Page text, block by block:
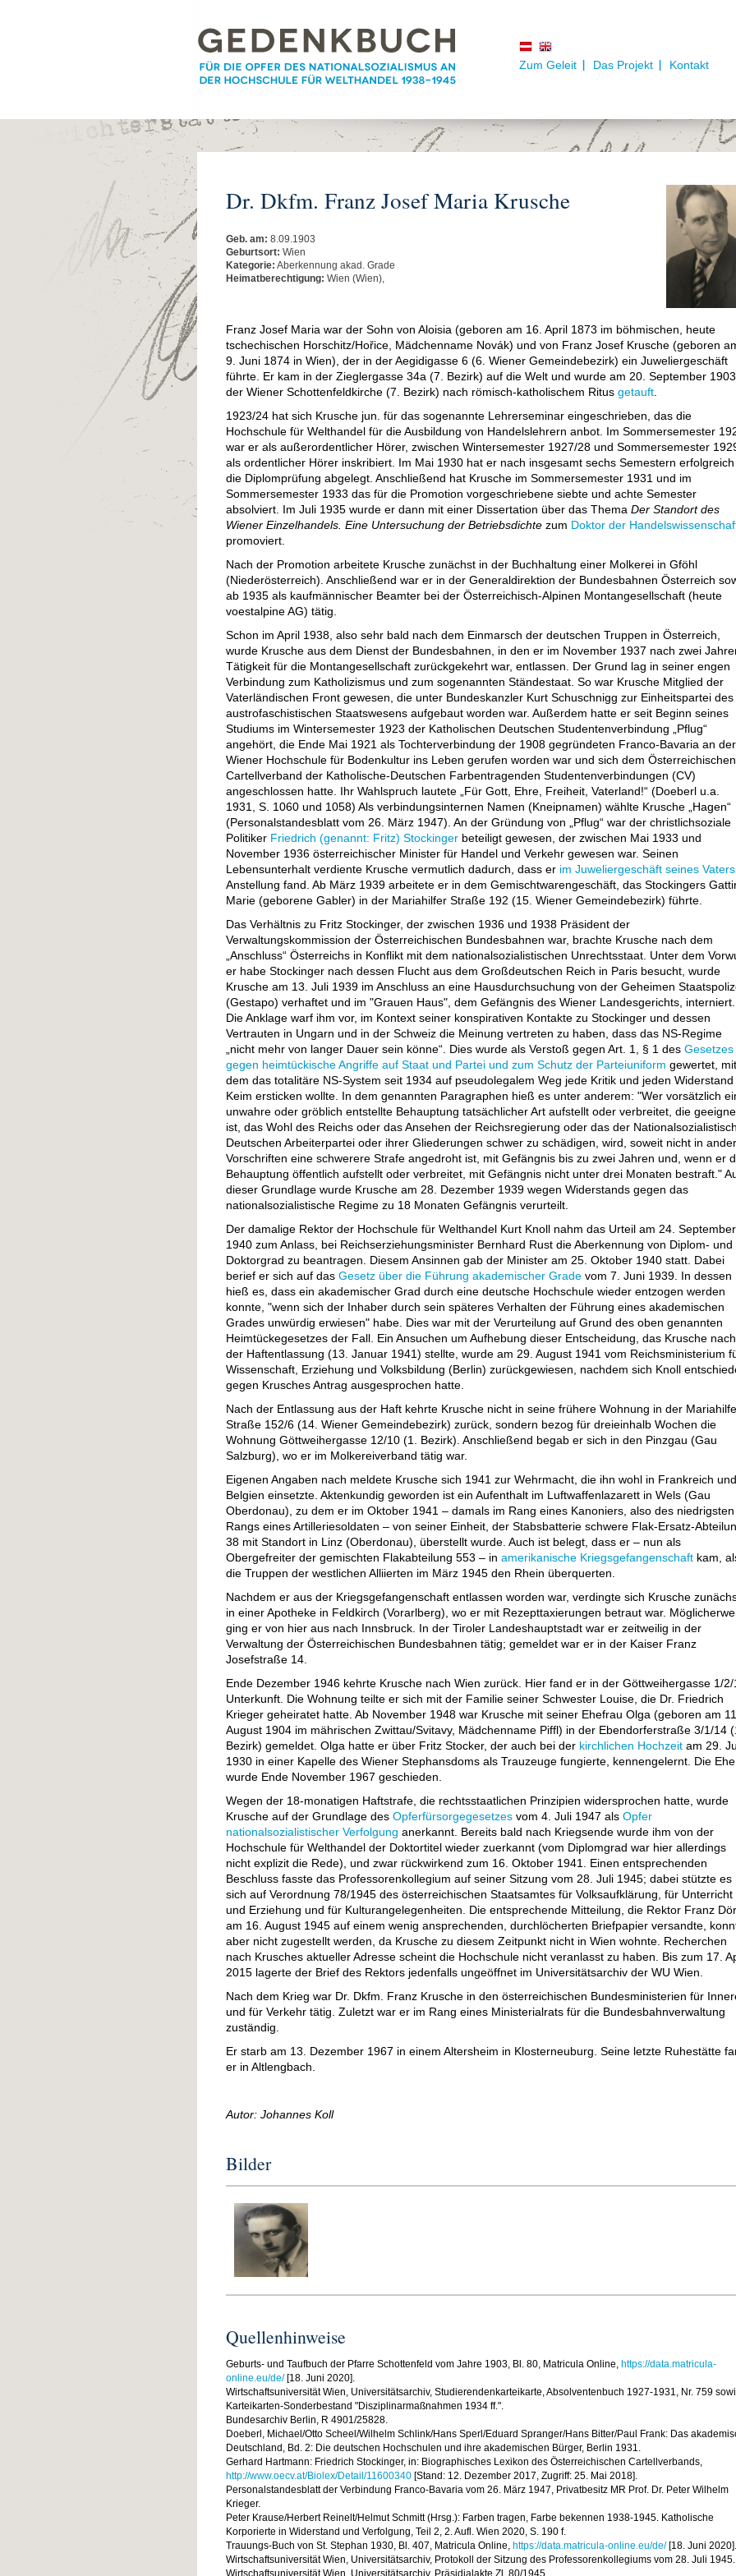
Zum Geleit Das Projekt Kontakt
Dr. Dkfm. Franz Josef Maria Krusche
Geb. am: 8.09.1903
Geburtsort: Wien
Kategorie: Aberkennung akad. Grade
Heimatberechtigung: Wien (Wien),
Franz Josef Maria war der Sohn von Aloisia (geboren am 16. April 1873 im böhmischen, heute
tschechischen Horschitz/Hořice, Mädchenname Novák) und von Franz Josef Krusche (geboren
9. Juni 1874 in Wien), der in der Aegidigasse 6 (6. Wiener Gemeindebezirk) ein Juweliergeschäft
führte. Er kam in der Zieglergasse 34a (7. Bezirk) auf die Welt und wurde am 20. September
der Wiener Schottenfeldkirche (7. Bezirk) nach römisch-katholischem Ritus getauft.
1923/24 hat sich Krusche jun. für das sogenannte Lehrerseminar eingeschrieben, das die
Hochschule für Welthandel für die Ausbildung von Handelslehrern anbot. Im Sommersemester
war er als außerordentlicher Hörer, zwischen Wintersemester 1927/28 und Sommersemester
als ordentlicher Hörer inskribiert. Im Mai 1930 hat er nach insgesamt sechs Semestern erfolgreich
die Diplomprüfung abgelegt. Anschließend hat Krusche im Sommersemester 1931 und im
Sommersemester 1933 das für die Promotion vorgeschriebene siebte und achte Semester
absolviert. Im Juli 1935 wurde er dann mit einer Dissertation über das Thema Der Standort des
Wiener Einzelhandels. Eine Untersuchung der Betriebsdichtezum Doktor der
promoviert.
Nach der Promotion arbeitete Krusche zunächst in der Buchhaltung einer Molkerei in Gföhl
(Niederösterreich). Anschließend war er in der Generaldirektion der Bundesbahnen Österreich
ab 1935 als kaufmännischer Beamter bei der Österreichisch-Alpinen Montangesellschaft (heute
voestalpine AG) tätig.
Schon im April 1938, also sehr bald nach dem Einmarsch der deutschen Truppen in Österreich,
wurde Krusche aus dem Dienst der Bundesbahnen, in den er im November 1937 nach zwei
Tätigkeit für die Montangesellschaft zurückgekehrt war, entlassen. Der Grund lag in seiner engen
Verbindung zum Katholizismus und zum sogenannten Ständestaat. So war Krusche Mitglied der
Vaterländischen Front gewesen, die unter Bundeskanzler Kurt Schuschnigg zur Einheitspartei des
austrofaschistischen Staatswesens aufgebaut worden war. Außerdem hatte er seit Beginn seines
Studiums im Wintersemester 1923 der Katholischen Deutschen Studentenverbindung „Pflug“
angehört, die Ende Mai 1921 als Tochterverbindung der 1908 gegründeten Franco-Bavaria an der
Wiener Hochschule für Bodenkultur ins Leben gerufen worden war und sich dem Österreichischen
Cartellverband der Katholische-Deutschen Farbentragenden Studentenverbindungen (CV)
angeschlossen hatte. Ihr Wahlspruch lautete „Für Gott, Ehre, Freiheit, Vaterland!“ (Doeberl u.a.
1931, S. 1060 und 1058) Als verbindungsinternen Namen (Kneipnamen) wählte Krusche „Hagen“
(Personalstandesblatt vom 26. März 1947). An der Gründung von „Pflug“ war der christlichsoziale
Politiker Friedrich (genannt: Fritz) Stockingerbeteiligt gewesen, der zwischen Mai 1933 und
November 1936 österreichischer Minister für Handel und Verkehr gewesen war. Seinen
Lebensunterhalt verdiente Krusche vermutlich dadurch, dass er im Juweliergeschäft seines Vaters
Anstellung fand. Ab März 1939 arbeitete er in dem Gemischtwarengeschäft, das Stockingers
Marie (geborene Gabler) in der Mariahilfer Straße 192 (15. Wiener Gemeindebezirk) führte.
Das Verhältnis zu Fritz Stockinger, der zwischen 1936 und 1938 Präsident der
Verwaltungskommission der Österreichischen Bundesbahnen war, brachte Krusche nach dem
„Anschluss“ Österreichs in Konflikt mit dem nationalsozialistischen Unrechtsstaat. Unter dem
er habe Stockinger nach dessen Flucht aus dem Großdeutschen Reich in Paris besucht, wurde
Krusche am 13. Juli 1939 im Anschluss an eine Hausdurchsuchung von der Geheimen
(Gestapo) verhaftet und im "Grauen Haus", dem Gefängnis des Wiener Landesgerichts, interniert.
Die Anklage warf ihm vor, im Kontext seiner konspirativen Kontakte zu Stockinger und dessen
Vertrauten in Ungarn und in der Schweiz die Meinung vertreten zu haben, dass das NS-Regime
„nicht mehr von langer Dauer sein könne“. Dies wurde als Verstoß gegen Art. 1, § 1 des Gesetzes
gegen heimtückische Angriffe auf Staat und Partei und zum Schutz der Parteiuniform gewertet, mit
dem das totalitäre NS-System seit 1934 auf pseudolegalem Weg jede Kritik und jeden Widerstand
Keim ersticken wollte. In dem genannten Paragraphen hieß es unter anderem: "Wer vorsätzlich
unwahre oder gröblich entstellte Behauptung tatsächlicher Art aufstellt oder verbreitet, die
ist, das Wohl des Reichs oder das Ansehen der Reichsregierung oder das der
Deutschen Arbeiterpartei oder ihrer Gliederungen schwer zu schädigen, wird, soweit nicht in
Vorschriften eine schwerere Strafe angedroht ist, mit Gefängnis bis zu zwei Jahren und, wenn er
Behauptung öffentlich aufstellt oder verbreitet, mit Gefängnis nicht unter drei Monaten bestraft."
dieser Grundlage wurde Krusche am 28. Dezember 1939 wegen Widerstands gegen das
nationalsozialistische Regime zu 18 Monaten Gefängnis verurteilt.
Der damalige Rektor der Hochschule für Welthandel Kurt Knoll nahm das Urteil am 24. September
1940 zum Anlass, bei Reichserziehungsminister Bernhard Rust die Aberkennung von Diplom- und
Doktorgrad zu beantragen. Diesem Ansinnen gab der Minister am 25. Oktober 1940 statt. Dabei
berief er sich auf das Gesetz über die Führung akademischer Gradevom 7. Juni 1939. In dessen
hieß es, dass ein akademischer Grad durch eine deutsche Hochschule wieder entzogen werden
konnte, "wenn sich der Inhaber durch sein späteres Verhalten der Führung eines akademischen
Grades unwürdig erwiesen" habe. Dies war mit der Verurteilung auf Grund des oben genannten
Heimtückegesetzes der Fall. Ein Ansuchen um Aufhebung dieser Entscheidung, das Krusche nach
der Haftentlassung (13. Januar 1941) stellte, wurde am 29. August 1941 vom Reichsministerium
Wissenschaft, Erziehung und Volksbildung (Berlin) zurückgewiesen, nachdem sich Knoll
gegen Krusches Antrag ausgesprochen hatte.
Nach der Entlassung aus der Haft kehrte Krusche nicht in seine frühere Wohnung in der
Straße 152/6 (14. Wiener Gemeindebezirk) zurück, sondern bezog für dreieinhalb Wochen die
Wohnung Göttweihergasse 12/10 (1. Bezirk). Anschließend begab er sich in den Pinzgau (Gau
Salzburg), wo er im Molkereiverband tätig war.
Eigenen Angaben nach meldete Krusche sich 1941 zur Wehrmacht, die ihn wohl in Frankreich und
Belgien einsetzte. Aktenkundig geworden ist ein Aufenthalt im Luftwaffenlazarett in Wels (Gau
Oberdonau), zu dem er im Oktober 1941 – damals im Rang eines Kanoniers, also des niedrigsten
Rangs eines Artilleriesoldaten – von seiner Einheit, der Stabsbatterie schwere Flak-Ersatz-
38 mit Standort in Linz (Oberdonau), überstellt wurde. Auch ist belegt, dass er – nun als
Obergefreiter der gemischten Flakabteilung 553 – in amerikanische Kriegsgefangenschaftkam,
die Truppen der westlichen Alliierten im März 1945 den Rhein überquerten.
Nachdem er aus der Kriegsgefangenschaft entlassen worden war, verdingte sich Krusche
in einer Apotheke in Feldkirch (Vorarlberg), wo er mit Rezepttaxierungen betraut war.
ging er von hier aus nach Innsbruck. In der Tiroler Landeshauptstadt war er zeitweilig in der
Verwaltung der Österreichischen Bundesbahnen tätig; gemeldet war er in der Kaiser Franz
Josefstraße 14.
Ende Dezember 1946 kehrte Krusche nach Wien zurück. Hier fand er in der Göttweihergasse 1/2/
Unterkunft. Die Wohnung teilte er sich mit der Familie seiner Schwester Louise, die Dr. Friedrich
Krieger geheiratet hatte. Ab November 1948 war Krusche mit seiner Ehefrau Olga (geboren am
August 1904 im mährischen Zwittau/Svitavy, Mädchenname Piffl) in der Ebendorferstraße 3/1/14
Bezirk) gemeldet. Olga hatte er über Fritz Stocker, der auch bei der kirchlichen Hochzeitam 29.
1930 in einer Kapelle des Wiener Stephansdoms als Trauzeuge fungierte, kennengelernt. Die Ehe
wurde Ende November 1967 geschieden.
Wegen der 18-monatigen Haftstrafe, die rechtsstaatlichen Prinzipien widersprochen hatte, wurde
Krusche auf der Grundlage des Opferfürsorgegesetzesvom 4. Juli 1947 als Opfer
nationalsozialistischer Verfolgung anerkannt. Bereits bald nach Kriegsende wurde ihm von der
Hochschule für Welthandel der Doktortitel wieder zuerkannt (vom Diplomgrad war hier allerdings
nicht explizit die Rede), und zwar rückwirkend zum 16. Oktober 1941. Einen entsprechenden
Beschluss fasste das Professorenkollegium auf seiner Sitzung vom 28. Juli 1945; dabei stützte es
sich auf Verordnung 78/1945 des österreichischen Staatsamtes für Volksaufklärung, für Unterricht
und Erziehung und für Kulturangelegenheiten. Die entsprechende Mitteilung, die Rektor Franz
am 16. August 1945 auf einem wenig ansprechenden, durchlöcherten Briefpapier versandte,
aber nicht zugestellt werden, da Krusche zu diesem Zeitpunkt nicht in Wien wohnte. Recherchen
nach Krusches aktueller Adresse scheint die Hochschule nicht veranlasst zu haben. Bis zum 17.
2015 lagerte der Brief des Rektors jedenfalls ungeöffnet im Universitätsarchiv der WU Wien.
Nach dem Krieg war Dr. Dkfm. Franz Krusche in den österreichischen Bundesministerien für
und für Verkehr tätig. Zuletzt war er im Rang eines Ministerialrats für die Bundesbahnverwaltung
zuständig.
Er starb am 13. Dezember 1967 in einem Altersheim in Klosterneuburg. Seine letzte Ruhestätte
er in Altlengbach.
Autor: Johannes Koll
Bilder
Quellenhinweise
Geburts- und Taufbuch der Pfarre Schottenfeld vom Jahre 1903, Bl. 80, Matricula Online, https://data.matricula-
online.eu/de/[18. Juni 2020].
Wirtschaftsuniversität Wien, Universitätsarchiv, Studierendenkarteikarte, Absolventenbuch 1927-1931, Nr. 759
Karteikarten-Sonderbestand "Disziplinarmaßnahmen 1934 ff.".
Bundesarchiv Berlin, R 4901/25828.
Doeberl, Michael/Otto Scheel/Wilhelm Schlink/Hans Sperl/Eduard Spranger/Hans Bitter/Paul Frank: Das
Deutschland, Bd. 2: Die deutschen Hochschulen und ihre akademischen Bürger, Berlin 1931.
Gerhard Hartmann: Friedrich Stockinger, in: Biographisches Lexikon des Österreichischen Cartellverbands,
http://www.oecv.at/Biolex/Detail/11600340[Stand: 12. Dezember 2017, Zugriff: 25. Mai 2018].
Personalstandesblatt der Verbindung Franco-Bavaria vom 26. März 1947, Privatbesitz MR Prof. Dr. Peter Wilhelm
Krieger.
Peter Krause/Herbert Reinelt/Helmut Schmitt (Hrsg.): Farben tragen, Farbe bekennen 1938-1945. Katholische
Korporierte in Widerstand und Verfolgung, Teil 2, 2. Aufl. Wien 2020, S. 190 f.
Trauungs-Buch von St. Stephan 1930, Bl. 407, Matricula Online, https://data.matricula-online.eu/de/[18. Juni 2020].
Wirtschaftsuniversität Wien, Universitätsarchiv, Protokoll der Sitzung des Professorenkollegiums vom 28. Juli 1945.
Wirtschaftsuniversität Wien, Universitätsarchiv, Präsidialakte Zl. 80/1945.